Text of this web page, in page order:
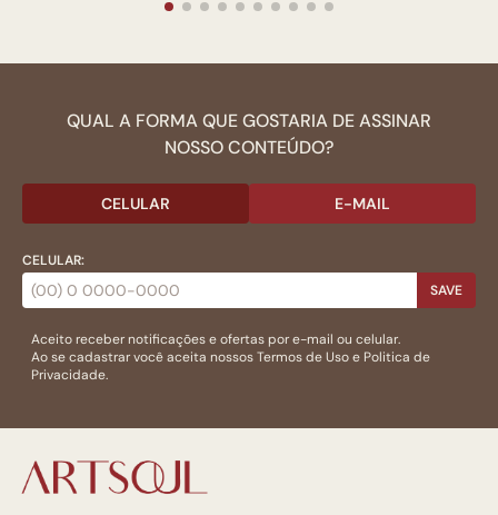
QUAL A FORMA QUE GOSTARIA DE ASSINAR
NOSSO CONTEÚDO?
CELULAR E-MAIL
CELULAR:
SAVE
Aceito receber notificações e ofertas por e-mail ou celular.
Ao se cadastrar você aceita nossosTermos de Usoe Politica de
Privacidade.